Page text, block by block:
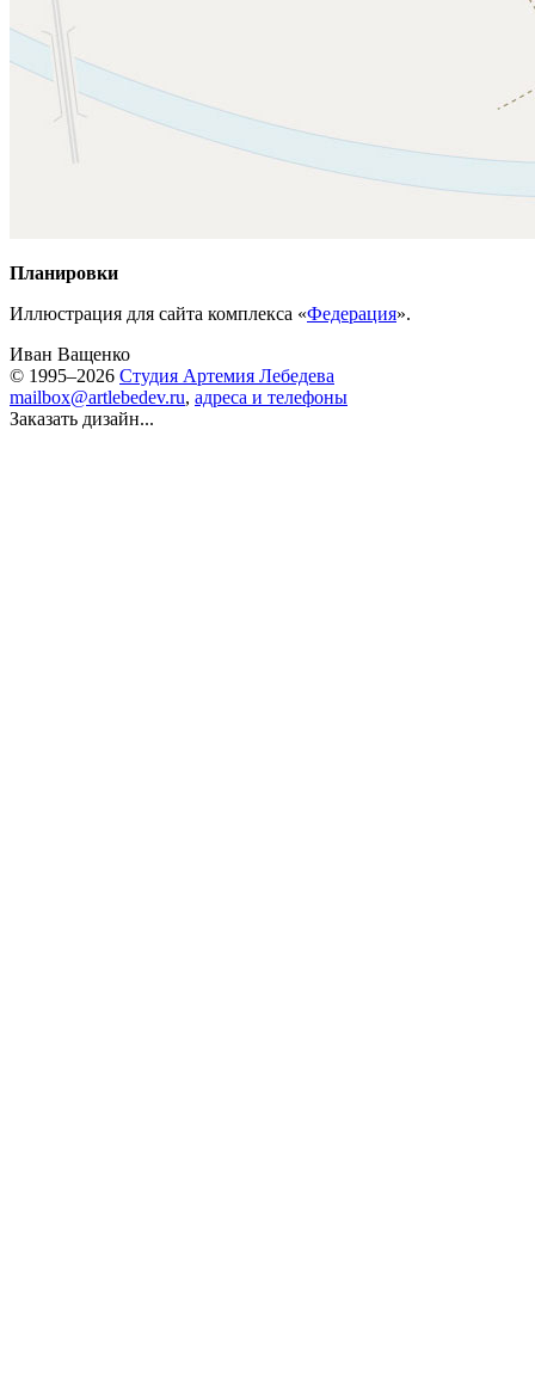
Планировки
Иллюстрация для сайта комплекса «Федерация».
Иван Ващенко
© 1995–2026 Студия Артемия Лебедева
mailbox@artlebedev.ru, адреса и телефоны
Заказать дизайн...